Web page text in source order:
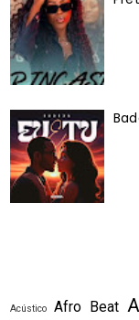
Acústico Afro Beat